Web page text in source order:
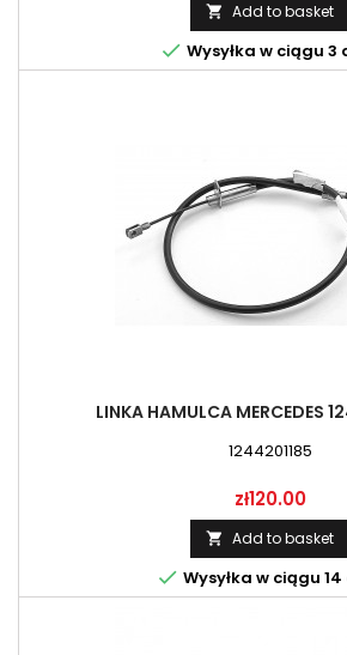
 Add to basket
 Wysyłka w ciągu 3
LINKA HAMULCA MERCEDES
1244201185
Price
zł120.00
 Add to basket
 Wysyłka w ciągu